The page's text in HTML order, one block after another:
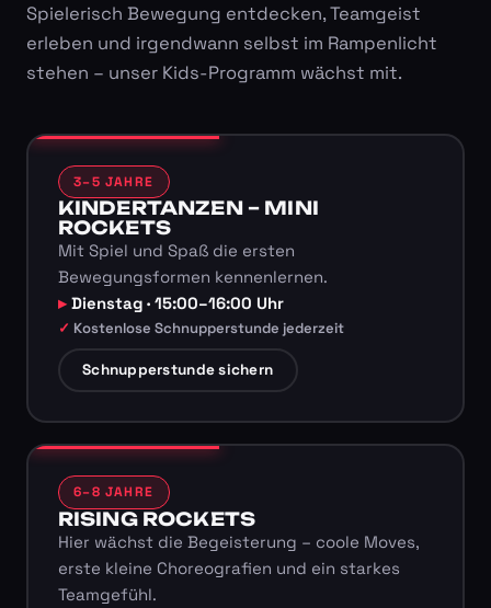
Spielerisch Bewegung entdecken, Teamgeist
erleben und irgendwann selbst im Rampenlicht
stehen – unser Kids-Programm wächst mit.
3–5 JAHRE
KINDERTANZEN – MINI
ROCKETS
Mit Spiel und Spaß die ersten
Bewegungsformen kennenlernen.
Dienstag · 15:00–16:00 Uhr
Kostenlose Schnupperstunde jederzeit
Schnupperstunde sichern
6–8 JAHRE
RISING ROCKETS
Hier wächst die Begeisterung – coole Moves,
erste kleine Choreografien und ein starkes
Teamgefühl.